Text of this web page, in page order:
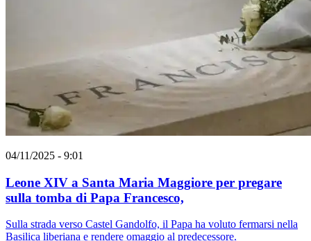
04/11/2025 - 9:01
Leone XIV a Santa Maria Maggiore per pregare
sulla tomba di Papa Francesco,
Sulla strada verso Castel Gandolfo, il Papa ha voluto fermarsi nella
Basilica liberiana e rendere omaggio al predecessore.